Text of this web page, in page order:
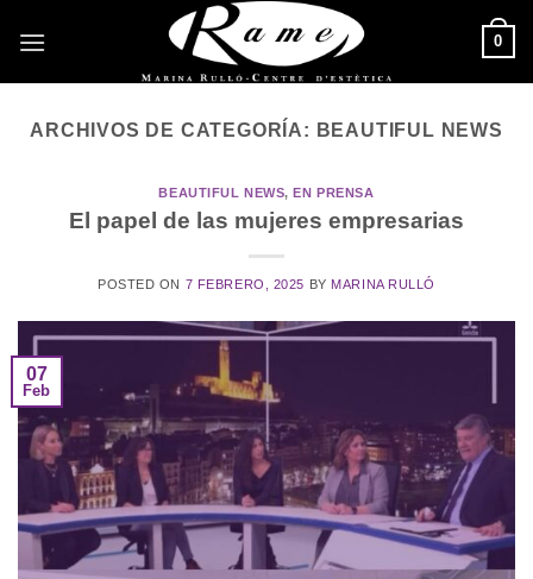
0
ARCHIVOS DE CATEGORÍA: BEAUTIFUL NEWS
BEAUTIFUL NEWS,EN PRENSA
El papel de las mujeres empresarias
POSTED ON 7 FEBRERO, 2025 BY MARINA RULLÓ
07
Feb